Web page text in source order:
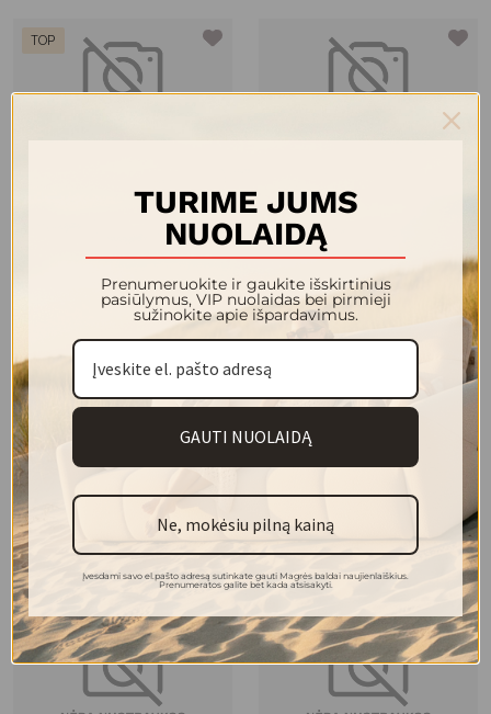
TOP
išskleidžiamas D1050
759.00 €
416.00 €
+3
TURIME JUMS
NUOLAIDĄ
Prenumeruokite ir gaukite išskirtinius
pasiūlymus, VIP nuolaidas bei pirmieji
sužinokite apie išpardavimus.
GAUTI NUOLAIDĄ
Ne, mokėsiu pilną kainą
Įvesdami savo el.pašto adresą sutinkate gauti Magrės baldai naujienlaiškius.
Prenumeratos galite bet kada atsisakyti.